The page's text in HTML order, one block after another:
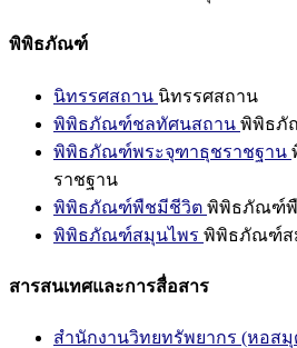
พิพิธภัณฑ์
นิทรรศสถาน นิทรรศสถาน
พิพิธภัณฑ์ชลทัศนสถาน พิพิธภั
พิพิธภัณฑ์พระจุฑาธุชราชฐาน
ราชฐาน
พิพิธภัณฑ์พืชมีชีวิต พิพิธภัณฑ์
พิพิธภัณฑ์สมุนไพร พิพิธภัณฑ์ส
สารสนเทศและการสื่อสาร
สำนักงานวิทยทรัพยากร (หอสมุ